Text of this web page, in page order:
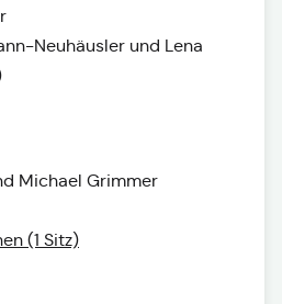
Neuhäusler und Lena
Michael Grimmer
(1 Sitz)